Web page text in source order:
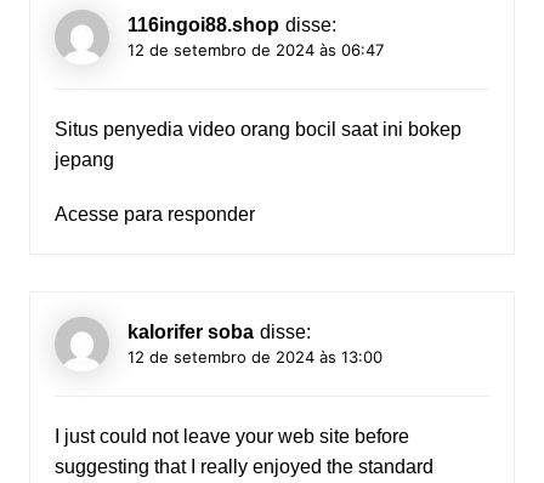
116ingoi88.shop disse:
12 de setembro de 2024 às 06:47
Situs penyedia video orang bocil saat ini bokep
jepang
Acesse para responder
kalorifer soba disse:
12 de setembro de 2024 às 13:00
I just could not leave your web site before
suggesting that I really enjoyed the standard